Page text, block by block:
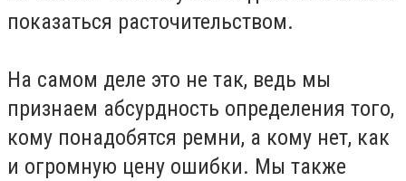
показаться расточительством.
На самом деле это не так, ведь мы
признаем абсурдность определения того,
кому понадобятся ремни, а кому нет, как
и огромную цену ошибки. Мы также